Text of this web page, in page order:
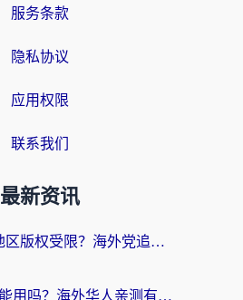
服务条款
隐私协议
应用权限
联系我们
最新资讯
央视影音当前地区版权受限？海外党追剧看片的终极解决方案来了
交管12123国外能用吗？海外华人亲测有效的回国加速器选择指南